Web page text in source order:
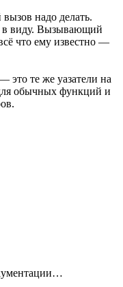
надо делать.
в виду. Вызывающий
что ему известно —
это те же уазатели на
обычных функций и